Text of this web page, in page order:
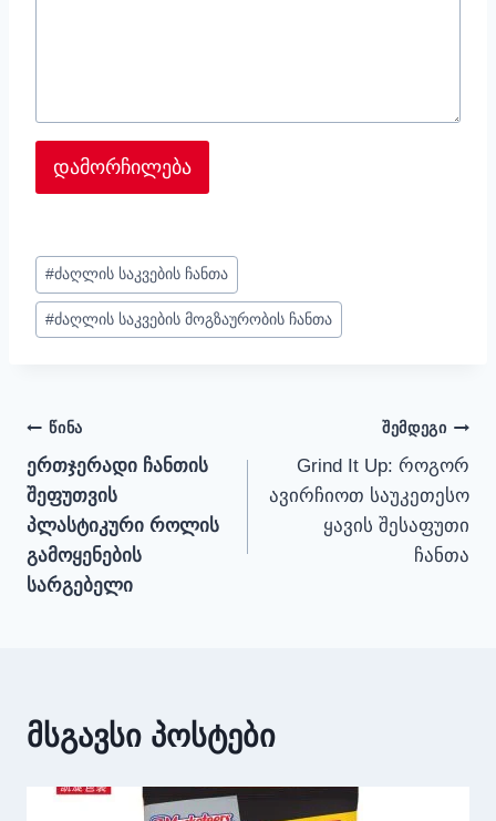
დამორჩილება
პოსტის
ტეგები:
#ძაღლის საკვების ჩანთა
#ძაღლის საკვების მოგზაურობის ჩანთა
ნავიგაციის
პოსტი
ᲬᲘᲜᲐ
ერთჯერადი ჩანთის
შეფუთვის
პლასტიკური როლის
გამოყენების
სარგებელი
ᲨᲔᲛᲓᲔᲒᲘ
Grind It Up: როგორ
ავირჩიოთ საუკეთესო
ყავის შესაფუთი
ჩანთა
მსგავსი პოსტები